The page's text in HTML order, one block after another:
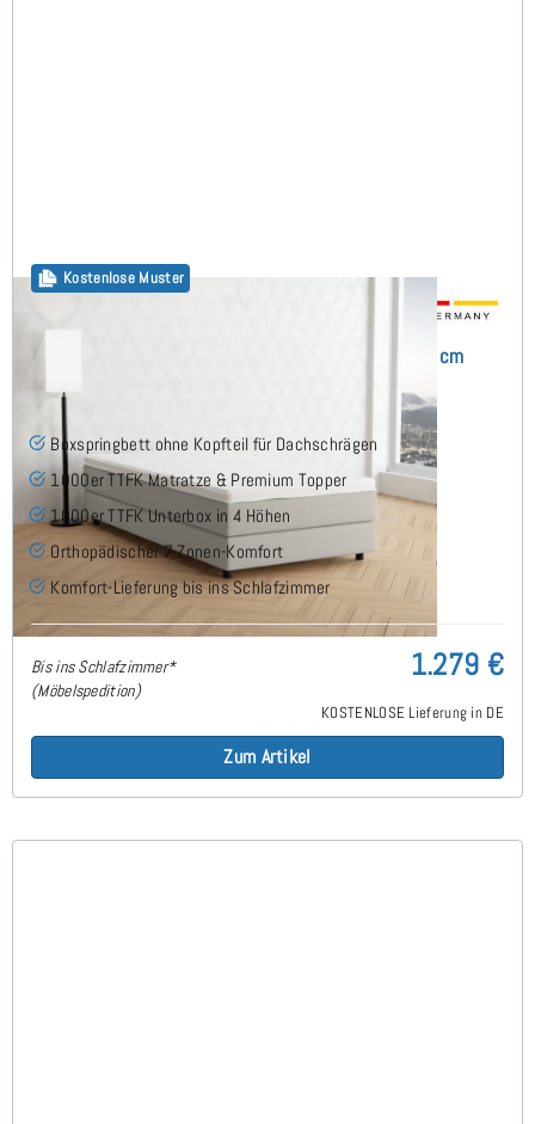
Kostenlose Muster
Flavius Boxspringbett ohne Kopfteil 90x210 cm
Boxspringbett ohne Kopfteil für Dachschrägen
1000er TTFK Matratze & Premium Topper
1000er TTFK Unterbox in 4 Höhen
Orthopädischer 7 Zonen-Komfort
Komfort-Lieferung bis ins Schlafzimmer
Bis ins Schlafzimmer*
(Möbelspedition)
1.279 €
KOSTENLOSE Lieferung in DE
Zum Artikel